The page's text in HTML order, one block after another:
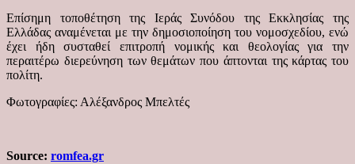
Επίσημη τοποθέτηση της Ιεράς Συνόδου της Εκκλησίας της
Ελλάδας αναμένεται με την δημοσιοποίηση του νομοσχεδίου, ενώ
έχει ήδη συσταθεί επιτροπή νομικής και θεολογίας για την
περαιτέρω διερεύνηση των θεμάτων που άπτονται της κάρτας του
πολίτη.
Φωτογραφίες: Αλέξανδρος Μπελτές
Source: romfea.gr